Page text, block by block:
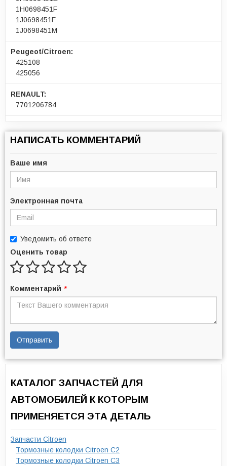
1H0698451F
1J0698451F
1J0698451M
Peugeot/Citroen:
425108
425056
RENAULT:
7701206784
НАПИСАТЬ КОММЕНТАРИЙ
Ваше имя
Электронная почта
Уведомить об ответе
Оценить товар
Комментарий *
Отправить
КАТАЛОГ ЗАПЧАСТЕЙ ДЛЯ
АВТОМОБИЛЕЙ К КОТОРЫМ
ПРИМЕНЯЕТСЯ ЭТА ДЕТАЛЬ
Запчасти Citroen
Тормозные колодки Citroen C2
Тормозные колодки Citroen C3